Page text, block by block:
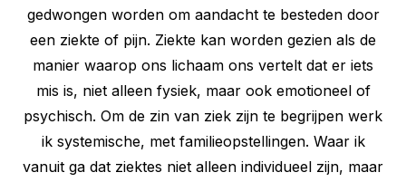
gedwongen worden om aandacht te besteden door
een ziekte of pijn. Ziekte kan worden gezien als de
manier waarop ons lichaam ons vertelt dat er iets
mis is, niet alleen fysiek, maar ook emotioneel of
psychisch. Om de zin van ziek zijn te begrijpen werk
ik systemische, met familieopstellingen. Waar ik
vanuit ga dat ziektes niet alleen individueel zijn, maar